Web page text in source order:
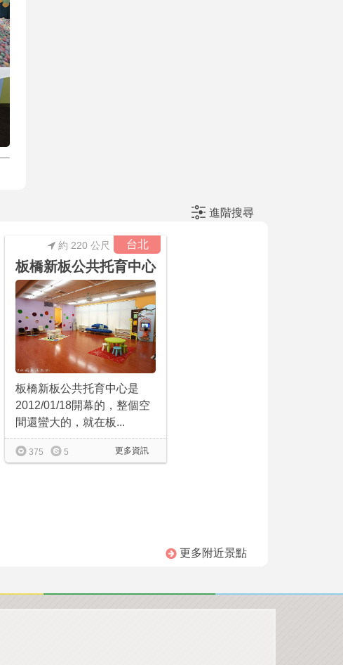
進階搜尋
台北
約 220 公尺
板橋新板公共托育中心
板橋新板公共托育中心是
2012/01/18開幕的，整個空
間還蠻大的，就在板...
更多資訊
375 5
更多附近景點